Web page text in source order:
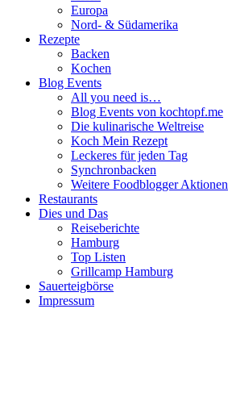
Europa
Nord- & Südamerika
Rezepte
Backen
Kochen
Blog Events
All you need is…
Blog Events von kochtopf.me
Die kulinarische Weltreise
Koch Mein Rezept
Leckeres für jeden Tag
Synchronbacken
Weitere Foodblogger Aktionen
Restaurants
Dies und Das
Reiseberichte
Hamburg
Top Listen
Grillcamp Hamburg
Sauerteigbörse
Impressum